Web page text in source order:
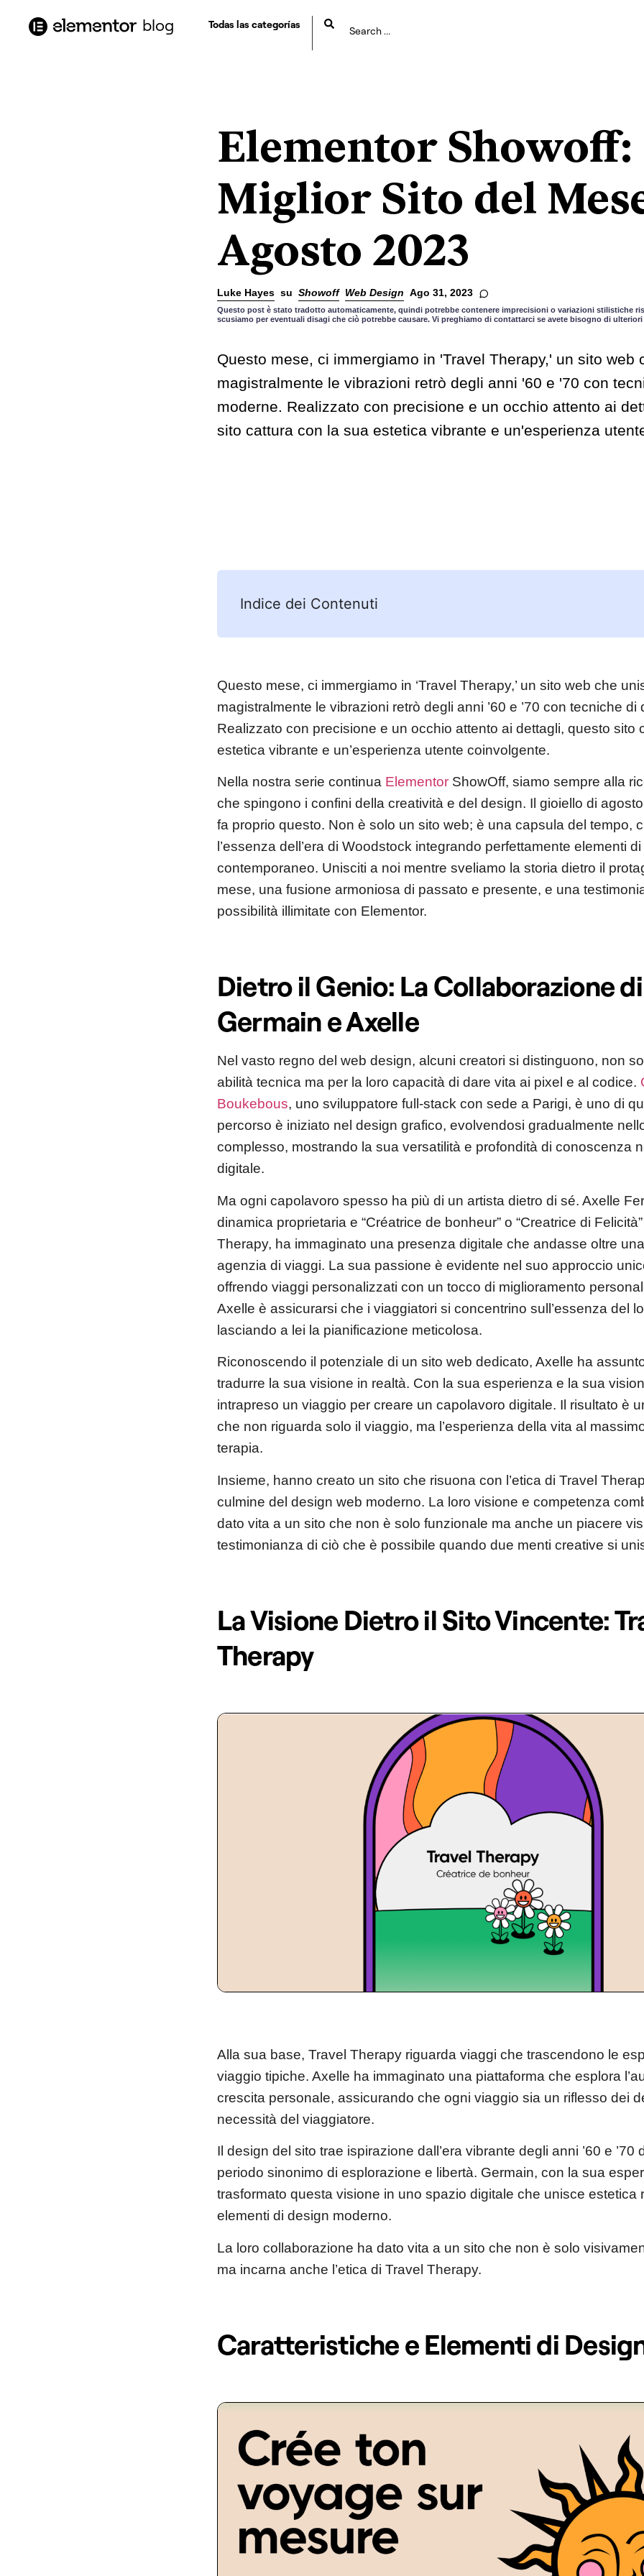
blog Todas las categorías
Elementor Showoff:
Miglior Sito del
Agosto 2023
Luke Hayes su Showoff Web Design Ago 31, 2023
Questo post è stato tradotto automaticamente, quindi potrebbe contenere imprecisioni o variazioni stilistiche
scusiamo per eventuali disagi che ciò potrebbe causare. Vi preghiamo di contattarci se avete bisogno di
Questo mese, ci immergiamo in 'Travel Therapy,' un sito web
magistralmente le vibrazioni retrò degli anni '60 e '70 con
moderne. Realizzato con precisione e un occhio attento ai
sito cattura con la sua estetica vibrante e un'esperienza
Indice dei Contenuti
Questo mese, ci immergiamo in ‘Travel Therapy,’ un sito web che
magistralmente le vibrazioni retrò degli anni ’60 e ’70 con tecniche
Realizzato con precisione e un occhio attento ai dettagli, questo sito
estetica vibrante e un’esperienza utente coinvolgente.
Nella nostra serie continua Elementor ShowOff, siamo sempre alla
che spingono i confini della creatività e del design. Il gioiello di
fa proprio questo. Non è solo un sito web; è una capsula del tempo,
l’essenza dell’era di Woodstock integrando perfettamente elementi
contemporaneo. Unisciti a noi mentre sveliamo la storia dietro il
mese, una fusione armoniosa di passato e presente, e una
possibilità illimitate con Elementor.
Dietro il Genio: La Collaborazione di
Germain e Axelle
Nel vasto regno del web design, alcuni creatori si distinguono, non
abilità tecnica ma per la loro capacità di dare vita ai pixel e al codice.
Boukebous, uno sviluppatore full-stack con sede a Parigi, è uno di
percorso è iniziato nel design grafico, evolvendosi gradualmente
complesso, mostrando la sua versatilità e profondità di conoscenza
digitale.
Ma ogni capolavoro spesso ha più di un artista dietro di sé. Axelle
dinamica proprietaria e “Créatrice de bonheur” o “Creatrice di
Therapy, ha immaginato una presenza digitale che andasse oltre
agenzia di viaggi. La sua passione è evidente nel suo approccio
offrendo viaggi personalizzati con un tocco di miglioramento
Axelle è assicurarsi che i viaggiatori si concentrino sull’essenza del
lasciando a lei la pianificazione meticolosa.
Riconoscendo il potenziale di un sito web dedicato, Axelle ha
tradurre la sua visione in realtà. Con la sua esperienza e la sua
intrapreso un viaggio per creare un capolavoro digitale. Il risultato è
che non riguarda solo il viaggio, ma l’esperienza della vita al
terapia.
Insieme, hanno creato un sito che risuona con l’etica di Travel
culmine del design web moderno. La loro visione e competenza
dato vita a un sito che non è solo funzionale ma anche un piacere
testimonianza di ciò che è possibile quando due menti creative si
La Visione Dietro il Sito Vincente:
Therapy
Alla sua base, Travel Therapy riguarda viaggi che trascendono le
viaggio tipiche. Axelle ha immaginato una piattaforma che esplora
crescita personale, assicurando che ogni viaggio sia un riflesso dei
necessità del viaggiatore.
Il design del sito trae ispirazione dall’era vibrante degli anni ’60 e ’70
periodo sinonimo di esplorazione e libertà. Germain, con la sua
trasformato questa visione in uno spazio digitale che unisce estetica
elementi di design moderno.
La loro collaborazione ha dato vita a un sito che non è solo
ma incarna anche l’etica di Travel Therapy.
Caratteristiche e Elementi di